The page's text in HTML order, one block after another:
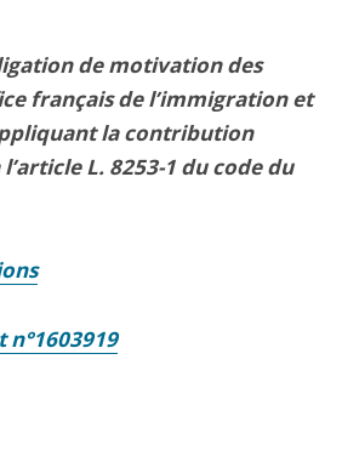
de motivation des
français de l’immigration et
la contribution
L. 8253-1 du code du